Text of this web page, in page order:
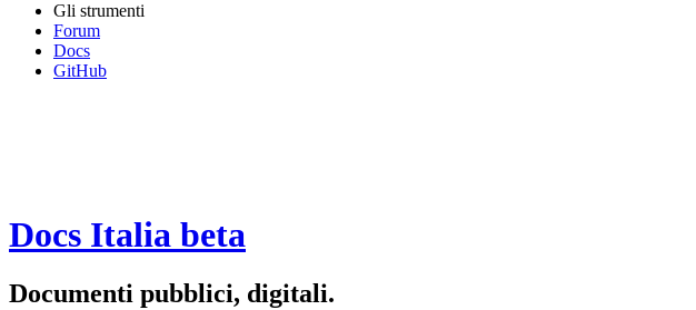
Gli strumenti
Forum
Docs
GitHub
Docs Italia beta
Documenti pubblici, digitali.